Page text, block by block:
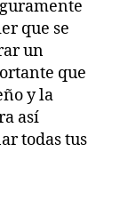
que se
un
que
y la
así
todas tus